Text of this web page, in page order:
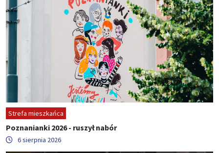
Strefa mieszkańca
Poznanianki 2026 - ruszył nabór
6 sierpnia 2026